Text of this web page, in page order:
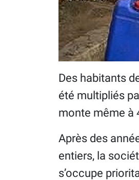
Des habitants
été multipliés
monte même à
Après des
entiers, la
s’occupe